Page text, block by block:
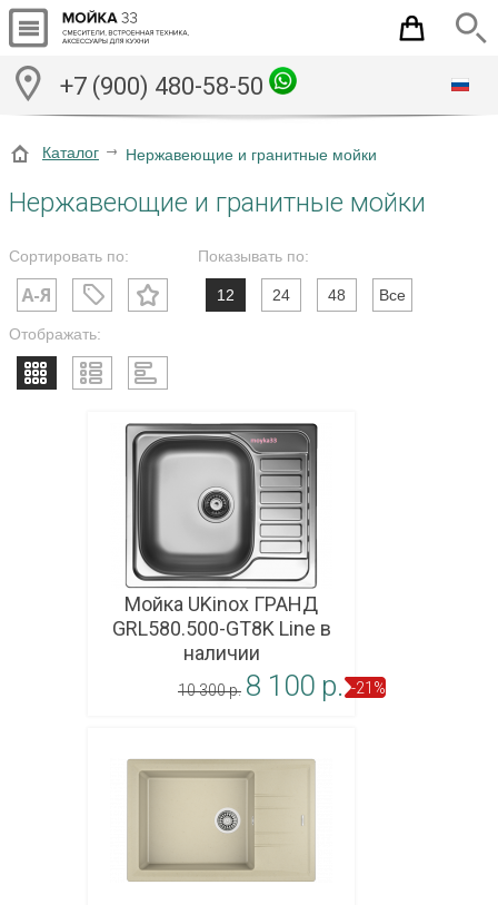
+7 (900) 480-58-50
Каталог Нержавеющие и гранитные мойки
Нержавеющие и гранитные мойки
Сортировать по: Показывать по:
12 24 48 Все
Отображать:
Мойка UKinox ГРАНД
GRL580.500-GT8K Line в
наличии
10 300 p. -21%
8 100 p.